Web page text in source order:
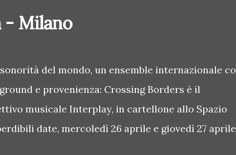
- Milano
del mondo, un ensemble internazionale
e provenienza: Crossing Borders è il
musicale Interplay, in cartellone allo Spazio
date, mercoledì 26 aprile e giovedì 27